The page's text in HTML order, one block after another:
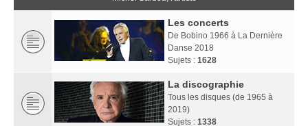
Les concerts
De Bobino 1966 à La Dernière
Danse 2018
Sujets : 1628
La discographie
Tous les disques (de 1965 à
2019)
Sujets : 1338